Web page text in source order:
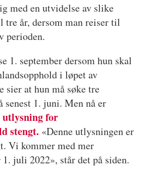
med en utvidelse av slike
år, dersom man reiser til
perioden.
1. september dersom hun skal
i løpet av
sier at hun må søke tre
senest 1. juni. Men nå er
utlysning for
stengt. «Denne utlysningen er
Vi kommer med mer
juli 2022», står det på siden.